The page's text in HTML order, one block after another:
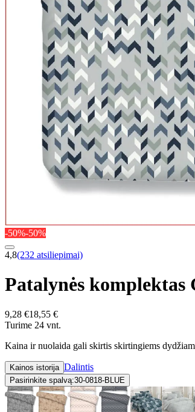
-50%-50%
4,8(232 atsiliepimai)
Patalynės komplektas
9,28 €18,55 €
Turime 24 vnt.
Kaina ir nuolaida gali skirtis skirtingiems
Kainos istorija Dalintis
Pasirinkite spalvą:30-0818-BLUE